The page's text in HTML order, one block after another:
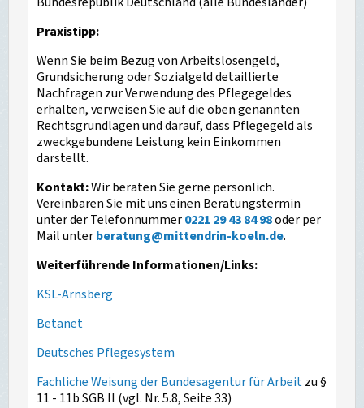
Praxistipp:
Wenn Sie beim Bezug von Arbeitslosengeld,
Grundsicherung oder Sozialgeld detaillierte
Nachfragen zur Verwendung des Pflegegeldes
erhalten, verweisen Sie auf die oben genannten
Rechtsgrundlagen und darauf, dass Pflegegeld als
zweckgebundene Leistung kein Einkommen
darstellt.
Kontakt:Wir beraten Sie gerne persönlich.
Vereinbaren Sie mit uns einen Beratungstermin
unter der Telefonnummer0221 29 43 84 98oder per
Mail unterberatung@mittendrin-koeln.de.
Weiterführende Informationen/Links:
KSL-Arnsberg
Betanet
Deutsches Pflegesystem
Fachliche Weisung der Bundesagentur für Arbeitzu §
11 - 11b SGB II (vgl. Nr. 5.8, Seite 33)